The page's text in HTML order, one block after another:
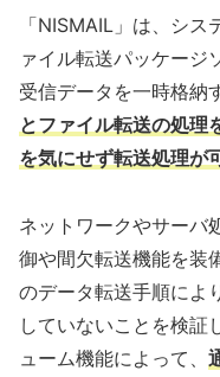
「NISMAIL」は、シ
ァイル転送パッケージ
受信データを一時格納
とファイル転送の処理
を気にせず転送処理が
ネットワークやサーバ
御や間欠転送機能を装
のデータ転送手順によ
していないことを検証
ューム機能によって、